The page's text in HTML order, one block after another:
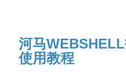
河马
使用教程